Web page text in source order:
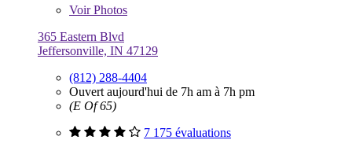
VoirPhotos
365 Eastern Blvd
Jeffersonville, IN 47129
(812) 288-4404
Ouvert aujourd'hui de 7h am à 7h pm
(E Of 65)
7 175 évaluations